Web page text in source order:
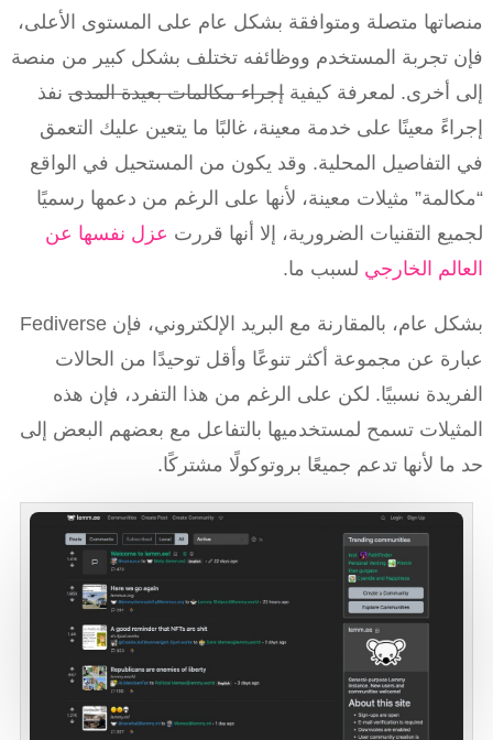
منصاتها متصلة ومتوافقة بشكل عام على المستوى الأعلى،
فإن تجربة المستخدم ووظائفه تختلف بشكل كبير من منصة
إلى أخرى. لمعرفة كيفية إجراء مكالمات بعيدة المدىنفذ
إجراءً معينًا على خدمة معينة، غالبًا ما يتعين عليك التعمق
في التفاصيل المحلية. وقد يكون من المستحيل في الواقع
“مكالمة” مثيلات معينة، لأنها على الرغم من دعمها رسميًا
لجميع التقنيات الضرورية، إلا أنها قررت عزل نفسها عن
العالم الخارجي لسبب ما.
بشكل عام، بالمقارنة مع البريد الإلكتروني، فإن Fediverse
عبارة عن مجموعة أكثر تنوعًا وأقل توحيدًا من الحالات
الفريدة نسبيًا. لكن على الرغم من هذا التفرد، فإن هذه
المثيلات تسمح لمستخدميها بالتفاعل مع بعضهم البعض إلى
حد ما لأنها تدعم جميعًا بروتوكولًا مشتركًا.